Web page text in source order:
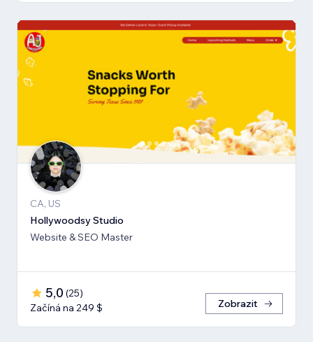
CA, US
Hollywoodsy Studio
Website & SEO Master
5,0 (25)
Začíná na 249 $
Zobrazit